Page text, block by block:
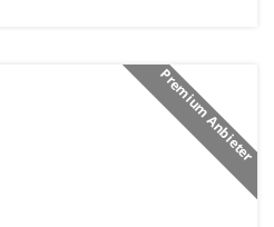
Premium Anbieter